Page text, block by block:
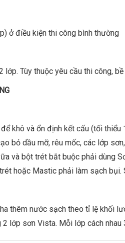
ở điều kiện thi công bình thường
lớp. Tùy thuộc yêu cầu thi công,
khô và ổn định kết cấu (tối thiểu
bỏ dầu mỡ, rêu mốc, các lớp
và bột trét bắt buộc phải dùng
hoặc Mastic phải làm sạch bụi.
thêm nước sạch theo tỉ lệ khối
2 lớp sơn Vista. Mỗi lớp cách nhau